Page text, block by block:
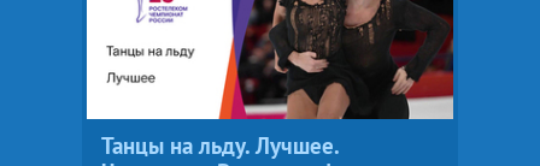
Танцы на льду. Лучшее.